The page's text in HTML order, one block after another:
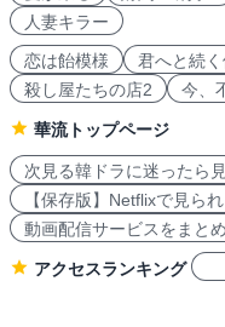
人妻キラー
恋は飴模様
君へと続
殺し屋たちの店2
今、
華流トップページ
次見る韓ドラに迷ったら
【保存版】Netflixで見ら
動画配信サービスをまと
アクセスランキング